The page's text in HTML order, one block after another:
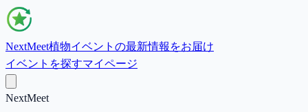
NextMeet植物イベントの最新情報をお届け
イベントを探すマイページ
NextMeet